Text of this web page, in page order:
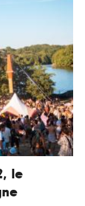
le